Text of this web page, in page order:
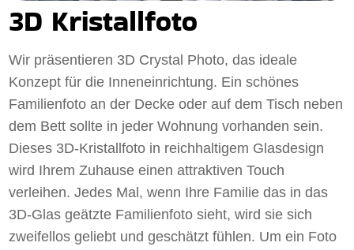
3D Kristallfoto
Wir präsentieren 3D Crystal Photo, das ideale
Konzept für die Inneneinrichtung. Ein schönes
Familienfoto an der Decke oder auf dem Tisch neben
dem Bett sollte in jeder Wohnung vorhanden sein.
Dieses 3D-Kristallfoto in reichhaltigem Glasdesign
wird Ihrem Zuhause einen attraktiven Touch
verleihen. Jedes Mal, wenn Ihre Familie das in das
3D-Glas geätzte Familienfoto sieht, wird sie sich
zweifellos geliebt und geschätzt fühlen. Um ein Foto